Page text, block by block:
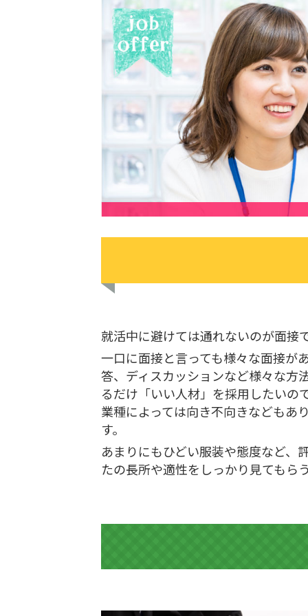
就活中に避けては通れないのが面接
一口に面接と言っても様々な面接が
答、ディスカッションなど様々な方
るだけ「いい人材」を採用したいの
業種によっては向き不向きなどもあ
す。
あまりにもひどい服装や態度など、
たの長所や適性をしっかり見てもら